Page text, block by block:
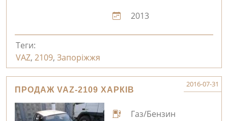
2013
Теги:
VAZ, 2109, Запоріжжя
ПРОДАЖ VAZ-2109 ХАРКІВ
2016-07-31
Газ/Бензин